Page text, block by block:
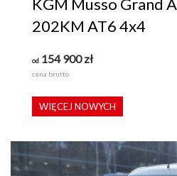
202KM AT6 4x4
od 154 900zł
cena brutto
WIĘCEJ NOWYCH